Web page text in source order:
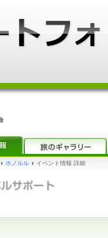
› ホノルル › イベント情報 詳細